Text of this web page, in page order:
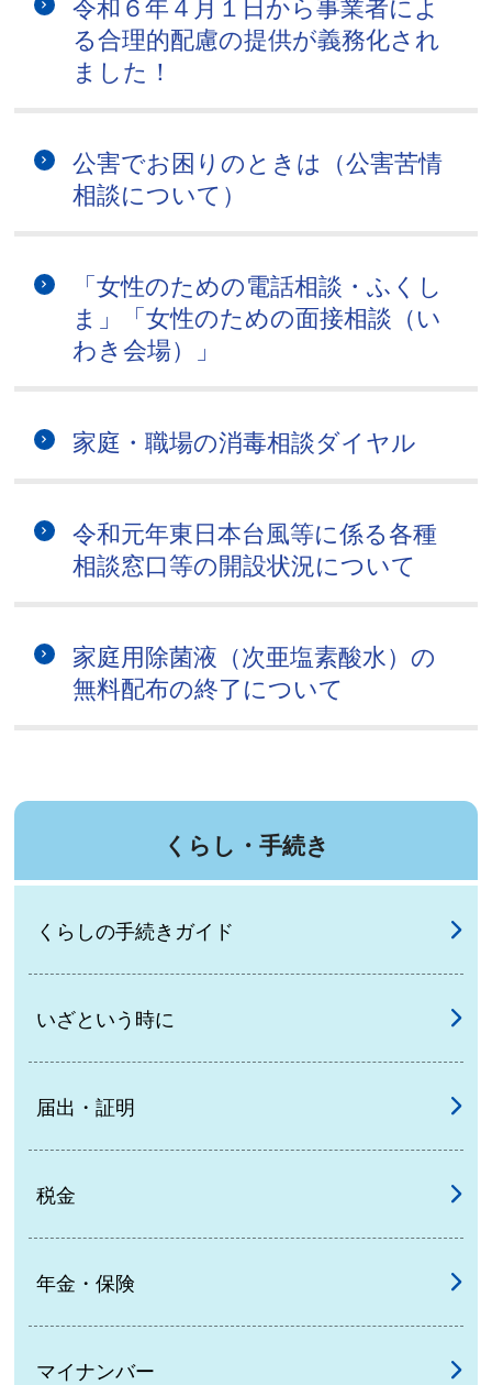
令和６年４月１日から事業者によ
る合理的配慮の提供が義務化され
ました！
公害でお困りのときは（公害苦情
相談について）
「女性のための電話相談・ふくし
ま」「女性のための面接相談（い
わき会場）」
家庭・職場の消毒相談ダイヤル
令和元年東日本台風等に係る各種
相談窓口等の開設状況について
家庭用除菌液（次亜塩素酸水）の
無料配布の終了について
くらし・手続き
くらしの手続きガイド
いざという時に
届出・証明
税金
年金・保険
マイナンバー